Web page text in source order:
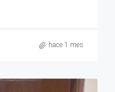
hace 1 mes